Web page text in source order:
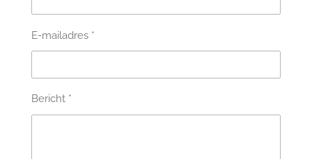
E-mailadres *
Bericht *